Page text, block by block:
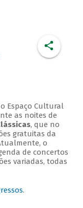
Espaço Cultural
as noites de
, que no
gratuitas da
o
de concertos
variadas, todas
.